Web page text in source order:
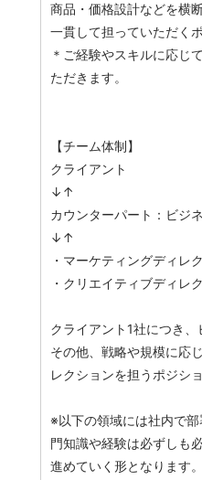
商品・価格設計などを横
一貫して担っていただく
＊ご経験やスキルに応じ
ただきます。
【チーム体制】
クライアント
↓↑
カウンターパート：ビジ
↓↑
・マーケティングディレ
・クリエイティブディレ
クライアント1社につき
その他、戦略や規模に応
レクションを担うポジショ
※以下の領域には社内で
門知識や経験は必ずしも
進めていく形となります。